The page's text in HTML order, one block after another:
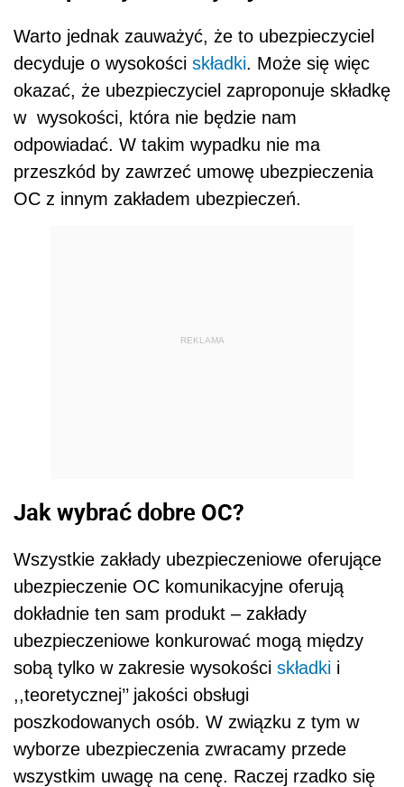
Warto jednak zauważyć, że to ubezpieczyciel
decyduje o wysokości składki. Może się więc
okazać, że ubezpieczyciel zaproponuje składkę
w wysokości, która nie będzie nam
odpowiadać. W takim wypadku nie ma
przeszkód by zawrzeć umowę ubezpieczenia
OC z innym zakładem ubezpieczeń.
REKLAMA
Jak wybrać dobre OC?
Wszystkie zakłady ubezpieczeniowe oferujące
ubezpieczenie OC komunikacyjne oferują
dokładnie ten sam produkt – zakłady
ubezpieczeniowe konkurować mogą między
sobą tylko w zakresie wysokości składki i
,,teoretycznej’’ jakości obsługi
poszkodowanych osób. W związku z tym w
wyborze ubezpieczenia zwracamy przede
wszystkim uwagę na cenę. Raczej rzadko się